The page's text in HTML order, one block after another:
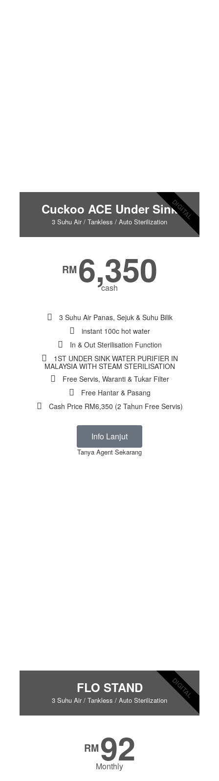
Cuckoo ACE Under Sink
3 Suhu Air / Tankless / Auto Sterilization
RM 6,350
cash
3 Suhu Air Panas, Sejuk & Suhu Bilik
instant 100c hot water
In & Out Sterilisation Function
1ST UNDER SINK WATER PURIFIER IN
MALAYSIA WITH STEAM STERILISATION
Free Servis, Waranti & Tukar Filter
Free Hantar & Pasang
Cash Price RM6,350 (2 Tahun Free Servis)
Info Lanjut
Tanya Agent Sekarang
DIGITAL
FLO STAND
3 Suhu Air / Tankless / Auto Sterilization
RM92
Monthly
DIGITAL